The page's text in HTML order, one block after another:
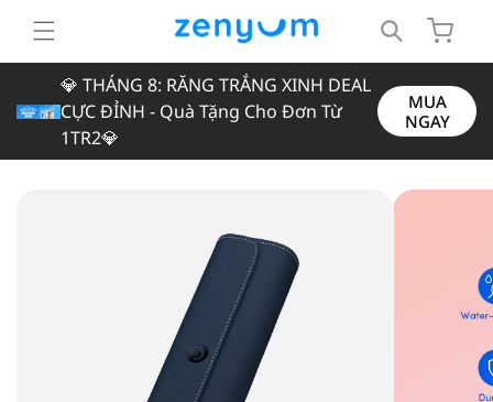
đến nội
dung
Giỏ
hàng
💎 THÁNG 8: RĂNG TRẮNG XINH DEAL
CỰC ĐỈNH - Quà Tặng Cho Đơn Từ
1TR2💎
MUA
NGAY